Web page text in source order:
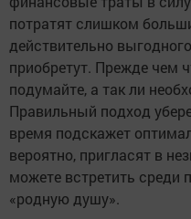
потратят слишком
действительно
приобретут. Прежде чем
подумайте, а так ли
Правильный подход
время подскажет
вероятно, пригласят в
можете встретить
«родную душу».